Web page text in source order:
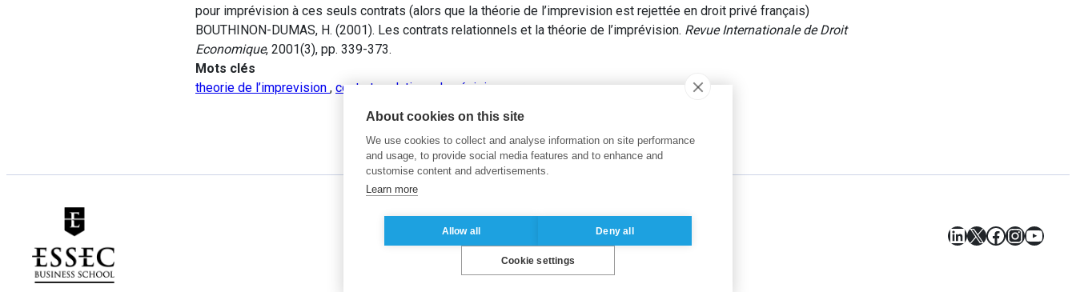
pour imprévision à ces seuls contrats (alors que la théorie de l’imprevision est rejettée en droit privé français)
BOUTHINON-DUMAS, H. (2001). Les contrats relationnels et la théorie de l’imprévision. Revue Internationale de Droit
Economique, 2001(3), pp. 339-373.
Mots clés
theorie de l’imprevision , contrats relationnels,révision
LinkedIn
X Facebook
About cookies on this site
We use cookies to collect and analyse information on site performance
and usage, to provide social media features and to enhance and
customise content and advertisements.
Learn more
Allow all Deny all
Cookie settings